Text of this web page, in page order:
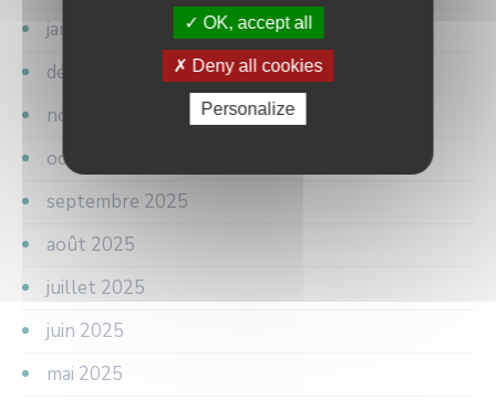
janvier 2026
décembre 2025
novembre 2025
octobre 2025
septembre 2025
août 2025
juillet 2025
juin 2025
mai 2025
OK, accept all
Deny all cookies
Personalize